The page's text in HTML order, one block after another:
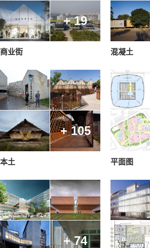
+ 19
商业街 混凝土
+ 105
本土 平面图
+ 74